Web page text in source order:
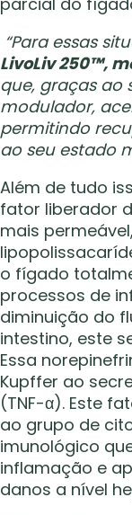
“Para essas
LivoLiv 250™,
que, graças ao
modulador,
permitindo
ao seu estado
Além de tudo
fator liberador
mais
o fígado
processos de
diminuição do
intestino, este
Essa
Kupffer ao
(TNF-α). Este
ao grupo de
imunológico
inflamação e
danos a nível